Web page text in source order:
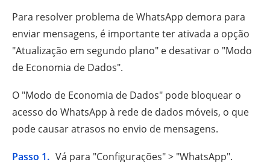
Para resolver problema de WhatsApp demora para
enviar mensagens, é importante ter ativada a opção
"Atualização em segundo plano" e desativar o "Modo
de Economia de Dados".
O "Modo de Economia de Dados" pode bloquear o
acesso do WhatsApp à rede de dados móveis, o que
pode causar atrasos no envio de mensagens.
Passo 1. Vá para "Configurações" > "WhatsApp".